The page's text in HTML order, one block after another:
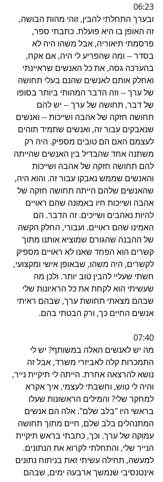
06:23
ובערך התחלתי להבין, זוהי מהות הבושה,
זה האופן בו היא פועלת. כתבתי ספר,
פרסמתי תיאוריה, אבל משהו היה לא
בסדר -- ומה שהפריע לי היה, אם אקח,
בהערכה גסה, את כל האנשים שראיינתי
ואחלק אותם לאנשים שהנם בעלי תחושה
של ערך -- וזה הדבר המהותי ביותר בסופו
של דבר, תחושה של ערך -- יש להם
תחושה חזקה של אהבה ושייכות -- ואנשים
שנאבקים עבור זה, ואנשים שתמיד תוהים
לעצמם האם הם טובים מספיק. היה רק
משתנה אחד שהבדיל בין האנשים שהייתה
להם תחושה חזקה של אהבה ושייכות
והאנשים שממש נאבקו עבור זה. והוא היה,
שהאנשים שלהם הייתה תחושה חזקה של
אהבה ושייכות חיו באמונה שהם ראויים
להיות נאהבים ושייכים. זה הדבר. הם
האמינו שהם ראויים. ועבורי, החלק הקשה
של ההבנה שהגורם שמוציא אותנו מתוך
קשרים הוא הפחד שאנו לא ראויים מספיק
לקשרים, היה משהו, שבאופן אישי ומקצועי,
חשתי שעליי להבין טוב יותר. ולכן מה
שעשיתי הוא לקחת את כל הראיונות שלי
שבהם מצאתי תחושת ערך, שבהם ראיתי
אנשים החיים כך, ורק הבטתי בהם.
07:40
מה יש לאנשים האלה במשותף? יש לי
התמכרות קלה לאביזרי משרד, אבל זה
נושא להרצאה אחרת. הייתה לי תיקיית נייר,
והיה לי טוש, וחשבתי לעצמי, איך אקרא
למחקר שלי? והמילים הראשונות שעלו
בראשי היו "בלב שלם". אלה הם אנשים
המתנהלים בלב שלם, חיים מתוך תחושה
עמוקה של ערך. וכך, כתבתי בראש תיקיית
הנייר שלי, והתחלתי לקרוא את הנתונים.
למעשה, תחילה עשיתי זאת בניתוח נתונים
אינטנסיבי שנמשך ארבעה ימים, שבהם